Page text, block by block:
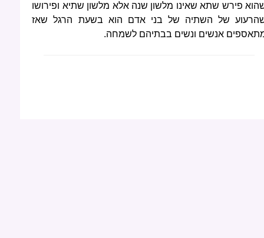
פירש שתא שאינו מלשון שנה אלא מלשון שתיא ופירושו
של השתיה של בני אדם הוא בשעת הרגל שאז
אנשים ונשים בבתיהם לשמחה.